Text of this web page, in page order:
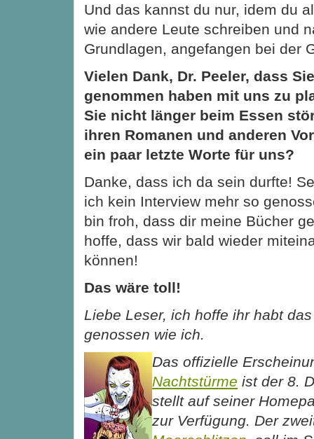
Und das kannst du nur, idem du
wie andere Leute schreiben und
Grundlagen, angefangen bei der
Vielen Dank, Dr. Peeler, dass
genommen haben mit uns zu
Sie nicht länger beim Essen
ihren Romanen und anderen
ein paar letzte Worte für uns?
Danke, dass ich da sein durfte!
ich kein Interview mehr so
bin froh, dass dir meine Bücher
hoffe, dass wir bald wieder
können!
Das wäre toll!
Liebe Leser, ich hoffe ihr habt
genossen wie ich.
Das offizielle
Nachtstürme ist der 8.
stellt auf seiner
zur Verfügung. Der